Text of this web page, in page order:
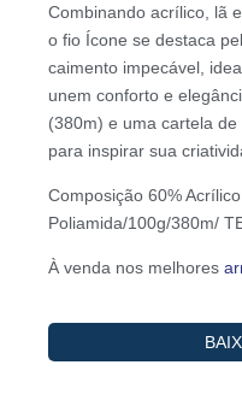
Combinando acrílico, lã
o fio Ícone se destaca
caimento impecável,
unem conforto e
(380m) e uma cartela
para inspirar sua
Composição 60%
Poliamida/100g/380m/
À venda nos melhores